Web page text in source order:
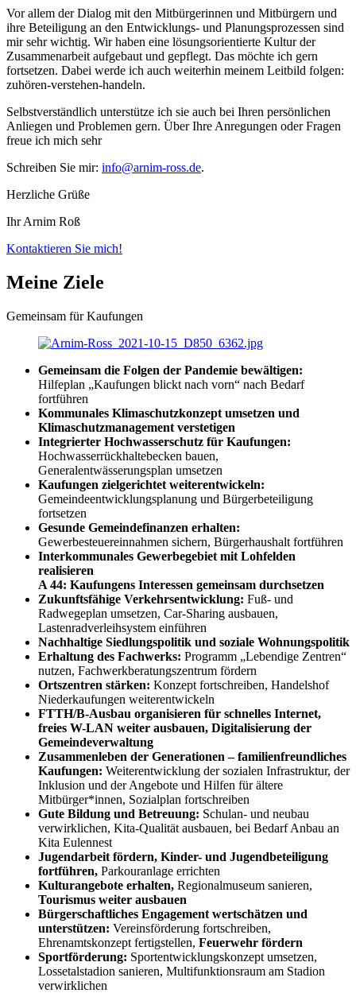
Vor allem der Dialog mit den Mitbürgerinnen und Mitbürgern und
ihre Beteiligung an den Entwicklungs- und Planungsprozessen sind
mir sehr wichtig. Wir haben eine lösungsorientierte Kultur der
Zusammenarbeit aufgebaut und gepflegt. Das möchte ich gern
fortsetzen. Dabei werde ich auch weiterhin meinem Leitbild folgen:
zuhören-verstehen-handeln.
Selbstverständlich unterstütze ich sie auch bei Ihren persönlichen
Anliegen und Problemen gern. Über Ihre Anregungen oder Fragen
freue ich mich sehr
Schreiben Sie mir: info@arnim-ross.de.
Herzliche Grüße
Ihr Arnim Roß
Kontaktieren Sie mich!
Meine Ziele
Gemeinsam für Kaufungen
Gemeinsam die Folgen der Pandemie bewältigen:
Hilfeplan „Kaufungen blickt nach vorn“ nach Bedarf
fortführen
Kommunales Klimaschutzkonzept umsetzen und
Klimaschutzmanagement verstetigen
Integrierter Hochwasserschutz für Kaufungen:
Hochwasserrückhaltebecken bauen,
Generalentwässerungsplan umsetzen
Kaufungen zielgerichtet weiterentwickeln:
Gemeindeentwicklungsplanung und Bürgerbeteiligung
fortsetzen
Gesunde Gemeindefinanzen erhalten:
Gewerbesteuereinnahmen sichern, Bürgerhaushalt fortführen
Interkommunales Gewerbegebiet mit Lohfelden
realisieren
A 44: Kaufungens Interessen gemeinsam durchsetzen
Zukunftsfähige Verkehrsentwicklung: Fuß- und
Radwegeplan umsetzen, Car-Sharing ausbauen,
Lastenradverleihsystem einführen
Nachhaltige Siedlungspolitik und soziale Wohnungspolitik
Erhaltung des Fachwerks: Programm „Lebendige Zentren“
nutzen, Fachwerkberatungszentrum fördern
Ortszentren stärken: Konzept fortschreiben, Handelshof
Niederkaufungen weiterentwickeln
FTTH/B-Ausbau organisieren für schnelles Internet,
freies W-LAN weiter ausbauen, Digitalisierung der
Gemeindeverwaltung
Zusammenleben der Generationen – familienfreundliches
Kaufungen: Weiterentwicklung der sozialen Infrastruktur, der
Inklusion und der Angebote und Hilfen für ältere
Mitbürger*innen, Sozialplan fortschreiben
Gute Bildung und Betreuung: Schulan- und neubau
verwirklichen, Kita-Qualität ausbauen, bei Bedarf Anbau an
Kita Eulennest
Jugendarbeit fördern, Kinder- und Jugendbeteiligung
fortführen, Parkouranlage errichten
Kulturangebote erhalten, Regionalmuseum sanieren,
Tourismus weiter ausbauen
Bürgerschaftliches Engagement wertschätzen und
unterstützen: Vereinsförderung fortschreiben,
Ehrenamtskonzept fertigstellen, Feuerwehr fördern
Sportförderung: Sportentwicklungskonzept umsetzen,
Lossetalstadion sanieren, Multifunktionsraum am Stadion
verwirklichen